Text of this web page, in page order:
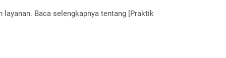
Baca selengkapnya tentang [Praktik